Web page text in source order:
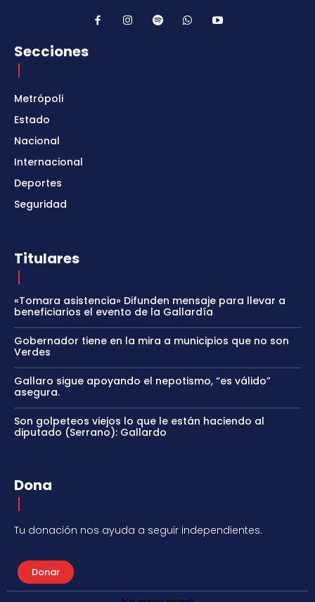
Secciones
Metrópoli
Estado
Nacional
Internacional
Deportes
Seguridad
Titulares
«Tomara asistencia» Difunden mensaje para llevar a
beneficiarios el evento de la Gallardía
Gobernador tiene en la mira a municipios que no son
Verdes
Gallaro sigue apoyando el nepotismo, “es válido”
asegura.
Son golpeteos viejos lo que le están haciendo al
diputado (Serrano): Gallardo
Dona
Tu donación nos ayuda a seguir independientes.
Donar